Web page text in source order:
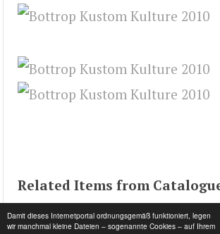
Damit dieses Internetportal ordnungsgemäß funktioniert, legen
wir manchmal kleine Dateien – sogenannte Cookies – auf Ihrem
Related Items from
Related